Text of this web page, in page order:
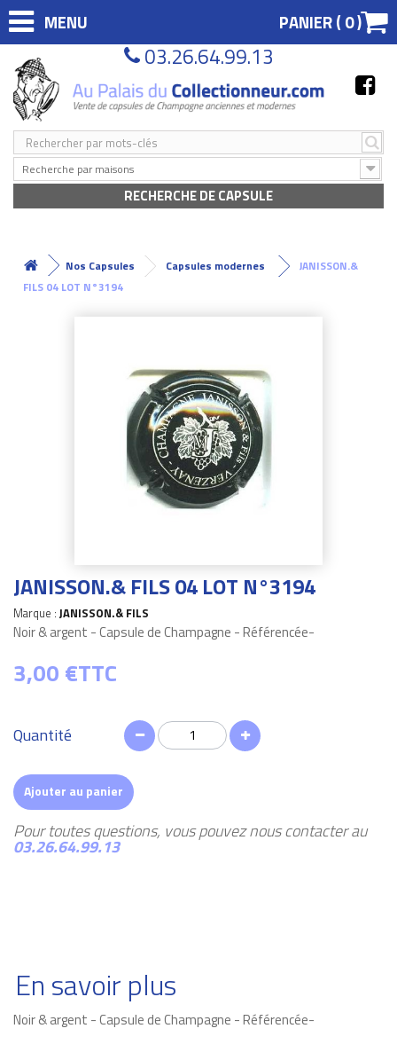
MENU PANIER (0)
03.26.64.99.13
Recherche par maisons
RECHERCHE DE CAPSULE
Nos Capsules Capsules modernes
JANISSON.&
FILS 04 LOT N°3194
JANISSON.& FILS 04 LOT N°3194
Marque : JANISSON.& FILS
Noir & argent - Capsule de Champagne - Référencée-
3,00 €TTC
Quantité
Ajouter au panier
Pour toutes questions, vous pouvez nous contacter au
03.26.64.99.13
En savoir plus
Noir & argent - Capsule de Champagne - Référencée-